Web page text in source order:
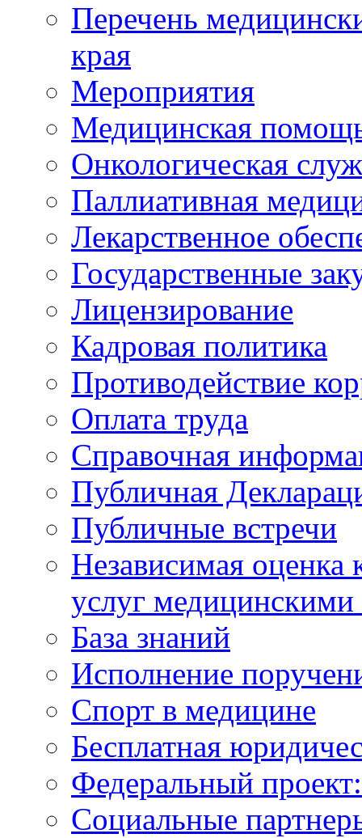
Перечень
края
Мероприятия
Медицинская
Онкологическая
Паллиативная
Лекарственное
Государственные
Лицензирование
Кадровая политика
Противодействие
Оплата труда
Справочная
Публичная
Публичные встречи
Независимая оценка
услуг
База знаний
Исполнение
Спорт в медицине
Бесплатная
Федеральный
Социальные